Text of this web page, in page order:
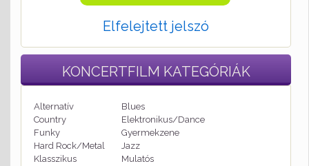
Elfelejtett jelszó
KONCERTFILM KATEGÓRIÁK
Alternatív
Blues
Country
Elektronikus/Dance
Funky
Gyermekzene
Hard Rock/Metal
Jazz
Klasszikus
Mulatós